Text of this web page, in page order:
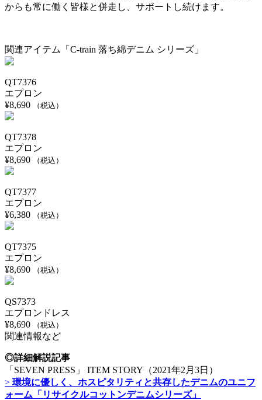
からも常に働く皆様と併走し、サポートし続けます。
関連アイテム「C-train 落ち綿デニム シリーズ」
QT7376
エプロン
¥8,690 （税込）
QT7378
エプロン
¥8,690 （税込）
QT7377
エプロン
¥6,380 （税込）
QT7375
エプロン
¥8,690 （税込）
QS7373
エプロンドレス
¥8,690 （税込）
関連情報など
◎詳細解説記事
「SEVEN PRESS」 ITEM STORY（2021年2月3日）
> 環境に優しく、ホスピタリティと共存したデニムのユニフ
ォーム「リサイクルコットンデニムシリーズ」